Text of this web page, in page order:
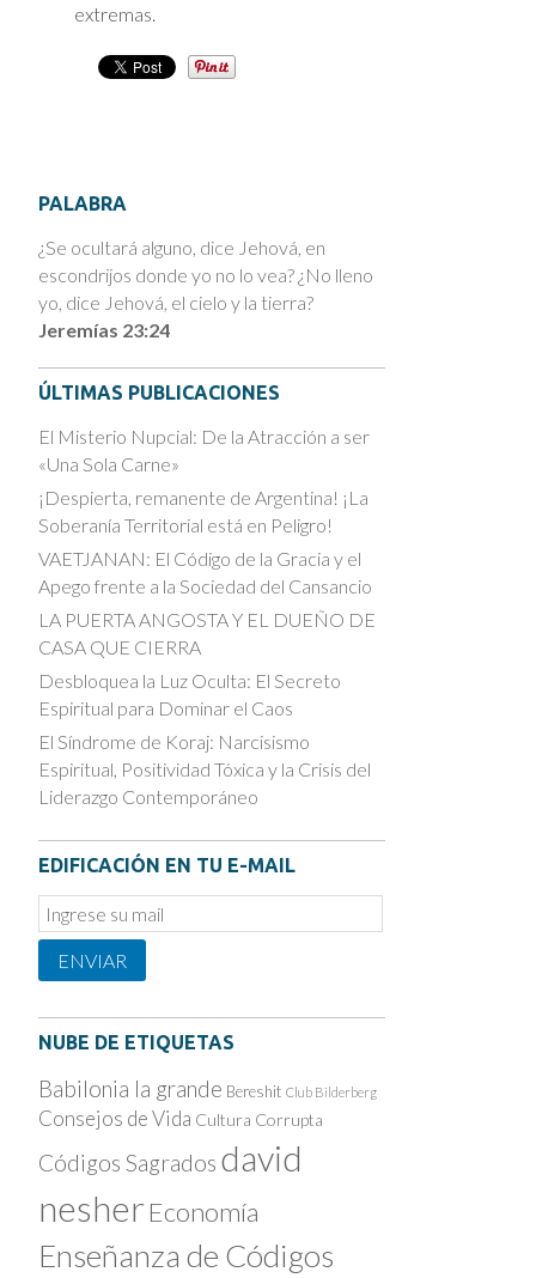
extremas.
PALABRA
¿Se ocultará alguno, dice Jehová, en
escondrijos donde yo no lo vea? ¿No lleno
yo, dice Jehová, el cielo y la tierra?
Jeremías 23:24
ÚLTIMAS PUBLICACIONES
El Misterio Nupcial: De la Atracción a ser
«Una Sola Carne»
¡Despierta, remanente de Argentina! ¡La
Soberanía Territorial está en Peligro!
VAETJANAN: El Código de la Gracia y el
Apego frente a la Sociedad del Cansancio
LA PUERTA ANGOSTA Y EL DUEÑO DE
CASA QUE CIERRA
Desbloquea la Luz Oculta: El Secreto
Espiritual para Dominar el Caos
El Síndrome de Koraj: Narcisismo
Espiritual, Positividad Tóxica y la Crisis del
Liderazgo Contemporáneo
EDIFICACIÓN EN TU E-MAIL
Email
Subscription
ENVIAR
NUBE DE ETIQUETAS
Babilonia la grande Bereshit Club Bilderberg
Consejos de Vida Cultura Corrupta
Códigos Sagrados david
nesher Economía
Enseñanza de Códigos